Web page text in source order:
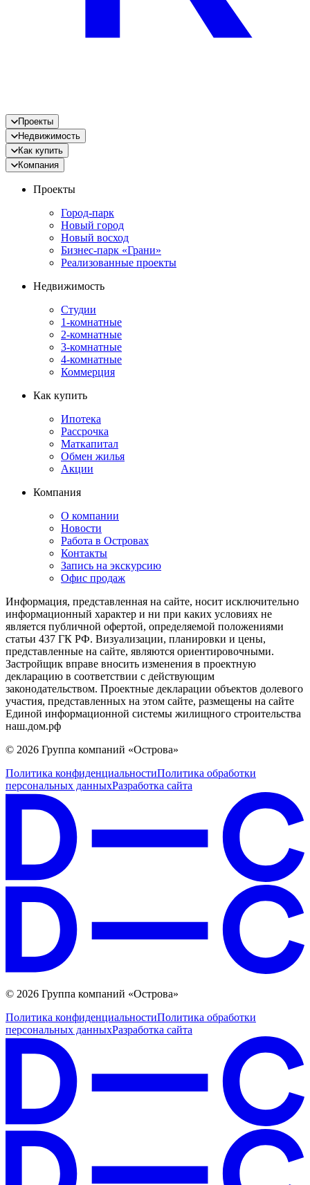
Проекты
Недвижимость
Как купить
Компания
Проекты
Город-парк
Новый город
Новый восход
Бизнес-парк «Грани»
Реализованные проекты
Недвижимость
Студии
1-комнатные
2-комнатные
3-комнатные
4-комнатные
Коммерция
Как купить
Ипотека
Рассрочка
Маткапитал
Обмен жилья
Акции
Компания
О компании
Новости
Работа в Островах
Контакты
Запись на экскурсию
Офис продаж
Информация, представленная на сайте, носит исключительно
информационный характер и ни при каких условиях не
является публичной офертой, определяемой положениями
статьи 437 ГК РФ. Визуализации, планировки и цены,
представленные на сайте, являются ориентировочными.
Застройщик вправе вносить изменения в проектную
декларацию в соответствии с действующим
законодательством. Проектные декларации объектов долевого
участия, представленных на этом сайте, размещены на сайте
Единой информационной системы жилищного строительства
наш.дом.рф
© 2026 Группа компаний «Острова»
Политика конфиденциальностиПолитика обработки
персональных данныхРазработка сайта
© 2026 Группа компаний «Острова»
Политика конфиденциальностиПолитика обработки
персональных данныхРазработка сайта